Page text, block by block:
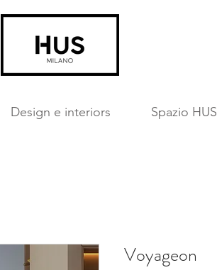
Design e interiors Spazio HUS
Voyageon